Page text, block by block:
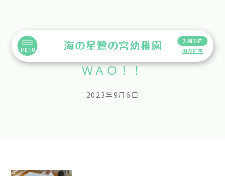
MENU
入園案内
園の内容
ＷＡＯ！！
2023年9月6日